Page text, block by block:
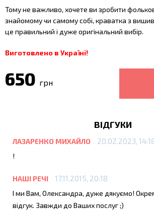
Тому не важливо, хочете ви зробити
знайомому чи самому собі, краватка з
це правильний і дуже оригінальний вибір.
Виготовлено в Україні!
650 грн
ВІДГУКИ
ЛАЗАРЕНКО МИХАЙЛО 20.02.2023,
!
НАШІ РЕЧІ 17.11.2015, 20:18
І ми Вам, Олександра, дуже дякуємо!
відгук. Завжди до Ваших послуг ;)